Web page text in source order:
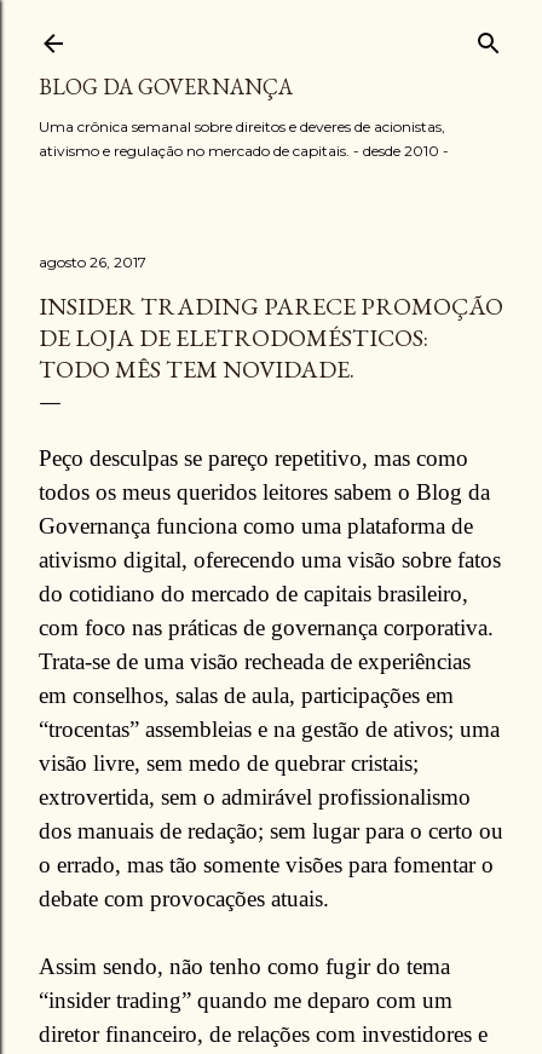
BLOG DA GOVERNANÇA
Uma crônica semanal sobre direitos e deveres de acionistas,
ativismo e regulação no mercado de capitais. - desde 2010 -
agosto 26, 2017
INSIDER TRADING PARECE PROMOÇÃO
DE LOJA DE ELETRODOMÉSTICOS:
TODO MÊS TEM NOVIDADE.
Peço desculpas se pareço repetitivo, mas como
todos os meus queridos leitores sabem o Blog da
Governança funciona como uma plataforma de
ativismo digital, oferecendo uma visão sobre fatos
do cotidiano do mercado de capitais brasileiro,
com foco nas práticas de governança corporativa.
Trata-se de uma visão recheada de experiências
em conselhos, salas de aula, participações em
“trocentas” assembleias e na gestão de ativos; uma
visão livre, sem medo de quebrar cristais;
extrovertida, sem o admirável profissionalismo
dos manuais de redação; sem lugar para o certo ou
o errado, mas tão somente visões para fomentar o
debate com provocações atuais.
Assim sendo, não tenho como fugir do tema
“insider trading” quando me deparo com um
diretor financeiro, de relações com investidores e